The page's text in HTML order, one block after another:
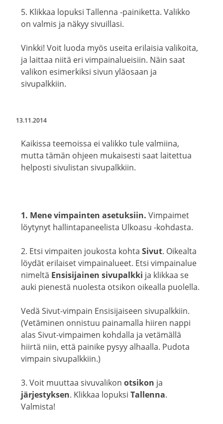
5. Klikkaa lopuksi Tallenna -painiketta. Valikko
on valmis ja näkyy sivuillasi.
Vinkki! Voit luoda myös useita erilaisia valikoita,
ja laittaa niitä eri vimpainalueisiin. Näin saat
valikon esimerkiksi sivun yläosaan ja
sivupalkkiin.
13.11.2014
Kaikissa teemoissa ei valikko tule valmiina,
mutta tämän ohjeen mukaisesti saat laitettua
helposti sivulistan sivupalkkiin.
1. Mene vimpainten asetuksiin. Vimpaimet
löytynyt hallintapaneelista Ulkoasu -kohdasta.
2. Etsi vimpaiten joukosta kohtaSivut. Oikealta
löydät erilaiset vimpainalueet. Etsi vimpainalue
nimeltä Ensisijainen sivupalkki ja klikkaa se
auki pienestä nuolesta otsikon oikealla puolella.
Vedä Sivut-vimpain Ensisijaiseen sivupalkkiin.
(Vetäminen onnistuu painamalla hiiren nappi
alas Sivut-vimpaimen kohdalla ja vetämällä
hiirtä niin, että painike pysyy alhaalla. Pudota
vimpain sivupalkkiin.)
3. Voit muuttaa sivuvalikonotsikon ja
järjestyksen. Klikkaa lopuksiTallenna.
Valmista!